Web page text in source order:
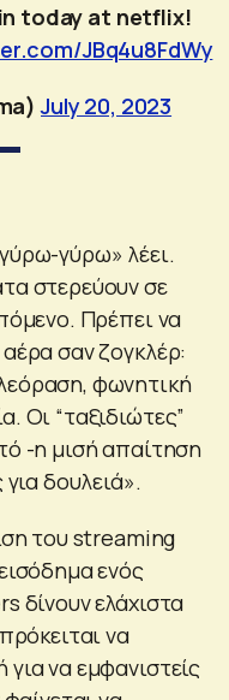
today at netflix!
JBq4u8FdWy
July 20, 2023
γύρω» λέει.
στερεύουν σε
Πρέπει να
σαν ζογκλέρ:
φωνητική
Οι “ταξιδιώτες”
-η μισή απαίτηση
για δουλειά».
του streaming
ενός
δίνουν ελάχιστα
να
να εμφανιστείς